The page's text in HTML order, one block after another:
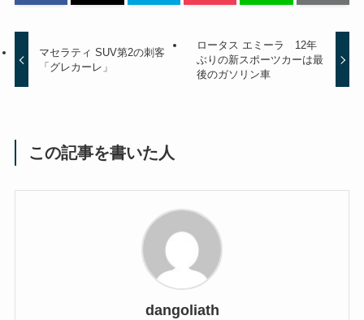
マセラティ SUV第2の刺客
「グレカーレ」
ロータス エミーラ 12年
ぶりの新スポーツカーは最
後のガソリン車
この記事を書いた人
dangoliath